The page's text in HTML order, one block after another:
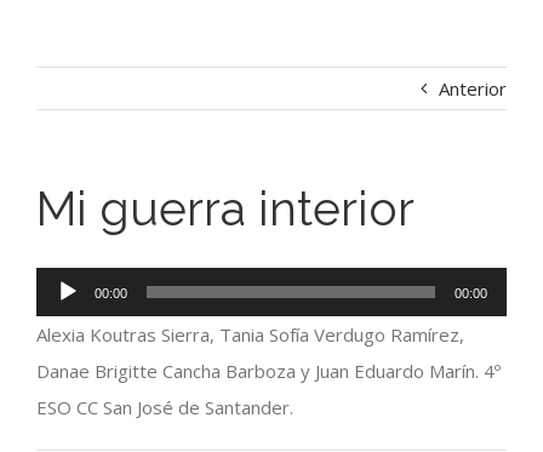
Anterior
Mi guerra interior
Reproductor
de
00:00 00:00
Alexia Koutras Sierra, Tania Sofía Verdugo Ramírez,
Danae Brigitte Cancha Barboza y Juan Eduardo Marín. 4º
ESO CC San José de Santander.